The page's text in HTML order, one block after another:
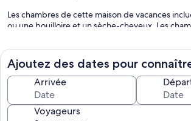
Les chambres de cette maison de vacances
ou une bouilloire et un sèche-cheveux. Les
une plaque de cuisson, un micro-ondes et un
séparé. Les salles de bain possèdent une
ménage est fourni sur demande.
Les activités de loisir répertoriées ci-dessous
directement sur place ou à proximité. Ces
l'objet de frais supplémentaires.
Ajoutez des dates pour
Arrivée
Voyageurs